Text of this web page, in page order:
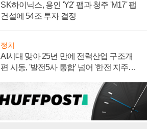
SK하이닉스, 용인 'Y2' 팹과 청주 'M17' 팹
건설에 54조 투자 결정
정치
AI시대 맞아 25년 만에 전력산업 구조개
편 시동, '발전5사 통합' 넘어 '한전 지주사'